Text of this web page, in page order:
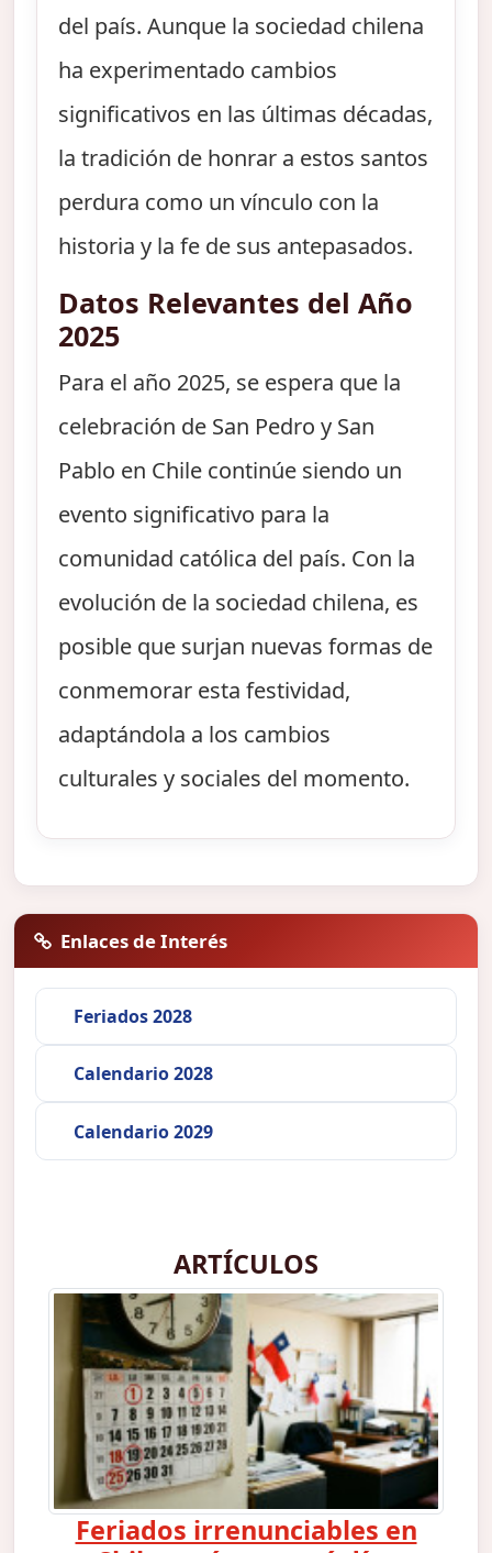
del país. Aunque la sociedad chilena
ha experimentado cambios
significativos en las últimas décadas,
la tradición de honrar a estos santos
perdura como un vínculo con la
historia y la fe de sus antepasados.
Datos Relevantes del Año
2025
Para el año 2025, se espera que la
celebración de San Pedro y San
Pablo en Chile continúe siendo un
evento significativo para la
comunidad católica del país. Con la
evolución de la sociedad chilena, es
posible que surjan nuevas formas de
conmemorar esta festividad,
adaptándola a los cambios
culturales y sociales del momento.
Enlaces de Interés
Feriados 2028
Calendario 2028
Calendario 2029
ARTÍCULOS
Feriados irrenunciables en